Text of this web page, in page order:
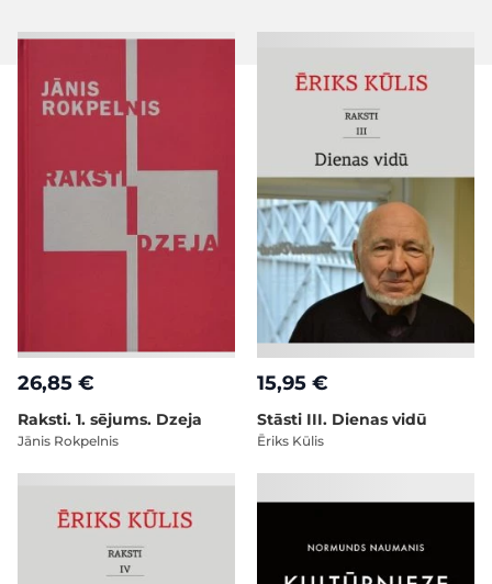
26,85 €
Raksti. 1. sējums. Dzeja
Jānis Rokpelnis
15,95 €
Stāsti III. Dienas vidū
Ēriks Kūlis